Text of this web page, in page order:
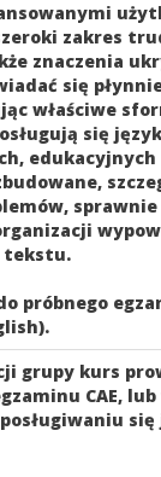
zakres
znaczenia
się
właściwe
się
edukacyjnych
tekstu.
próbnego
grupy kurs
CAE,